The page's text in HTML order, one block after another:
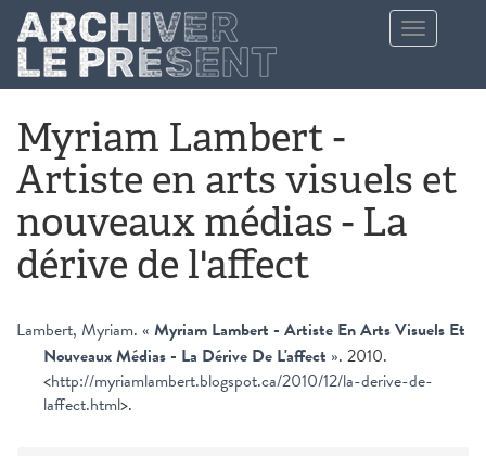
Aller au contenu principal
Toggle
navigation
Myriam Lambert -
Artiste en arts visuels et
nouveaux médias - La
dérive de l'affect
Lambert, Myriam. « Myriam Lambert - Artiste En Arts Visuels Et
Nouveaux Médias - La Dérive De L'affect ». 2010.
<http://myriamlambert.blogspot.ca/2010/12/la-derive-de-
laffect.html>.